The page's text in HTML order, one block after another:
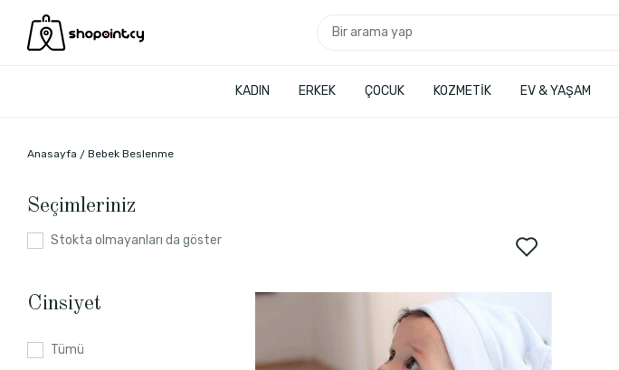
KADIN ERKEK ÇOCUK KOZMETİK EV & YAŞAM
Anasayfa Bebek Beslenme
Seçimleriniz
Stokta olmayanları da göster
Cinsiyet
Tümü